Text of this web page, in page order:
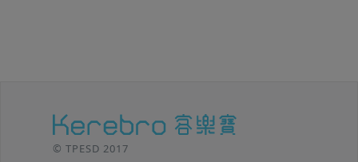
© TPESD 2017